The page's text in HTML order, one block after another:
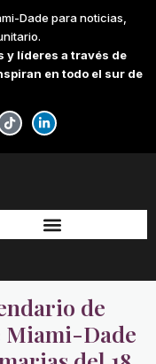
Dade para noticias,
y líderes a través de
en todo el sur de
T
i
k
t
L
i
n
k
-
i
n
de
Miami-Dade